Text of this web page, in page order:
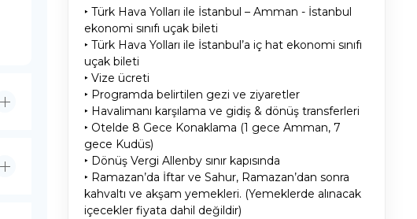
‣ Türk Hava Yolları ile İstanbul – Amman - İstanbul
ekonomi sınıfı uçak bileti
‣ Türk Hava Yolları ile İstanbul’a iç hat ekonomi sınıfı
uçak bileti
‣ Vize ücreti
‣ Programda belirtilen gezi ve ziyaretler
‣ Havalimanı karşılama ve gidiş & dönüş transferleri
‣ Otelde 8 Gece Konaklama (1 gece Amman, 7
gece Kudüs)
‣ Dönüş Vergi Allenby sınır kapısında
‣ Ramazan’da İftar ve Sahur, Ramazan’dan sonra
kahvaltı ve akşam yemekleri. (Yemeklerde alınacak
içecekler fiyata dahil değildir)